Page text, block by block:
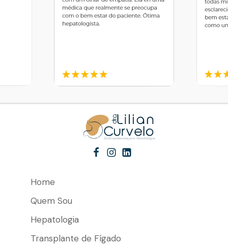
Home
Quem Sou
Hepatologia
Transplante de Fígado